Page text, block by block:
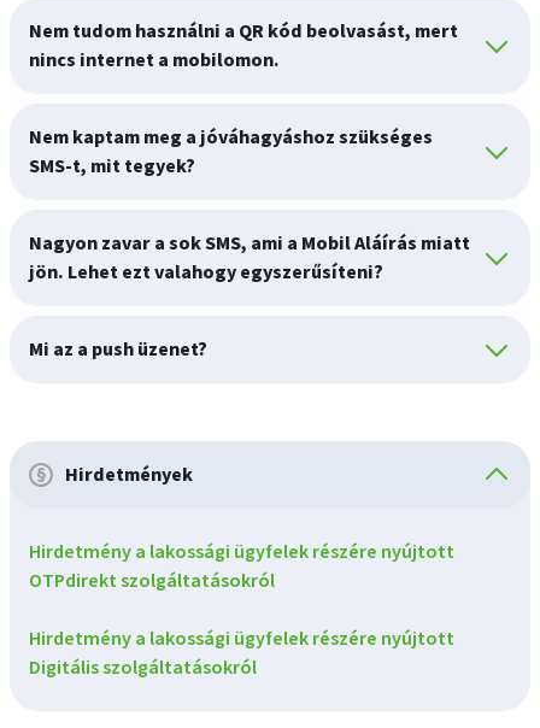
Nem tudom használni a QR kód beolvasást, mert
nincs internet a mobilomon.
Nem kaptam meg a jóváhagyáshoz szükséges
SMS-t, mit tegyek?
Nagyon zavar a sok SMS, ami a Mobil Aláírás miatt
jön. Lehet ezt valahogy egyszerűsíteni?
Mi az a push üzenet?
Hirdetmények
Hirdetmény a lakossági ügyfelek részére nyújtott
OTPdirekt szolgáltatásokról
Hirdetmény a lakossági ügyfelek részére nyújtott
Digitális szolgáltatásokról